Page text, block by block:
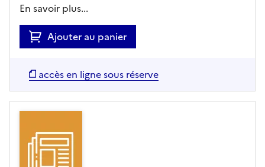
En savoir plus...
Ajouter au panier
accès en ligne sous réserve